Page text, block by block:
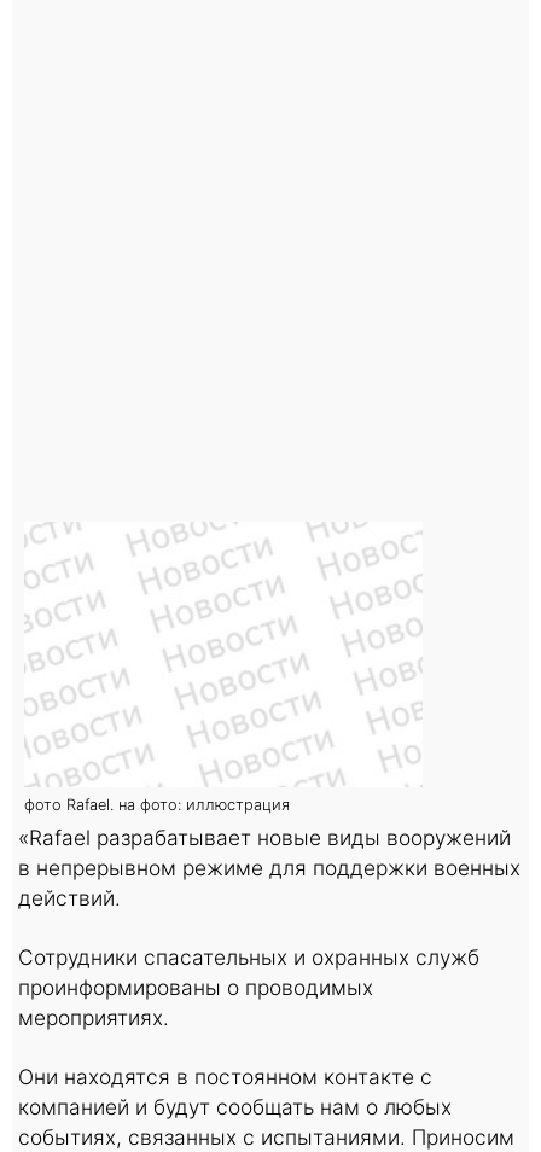
фото Rafael. на фото: иллюстрация
«Rafael разрабатывает новые виды вооружений
в непрерывном режиме для поддержки военных
действий.
Сотрудники спасательных и охранных служб
проинформированы о проводимых
мероприятиях.
Они находятся в постоянном контакте с
компанией и будут сообщать нам о любых
событиях, связанных с испытаниями. Приносим